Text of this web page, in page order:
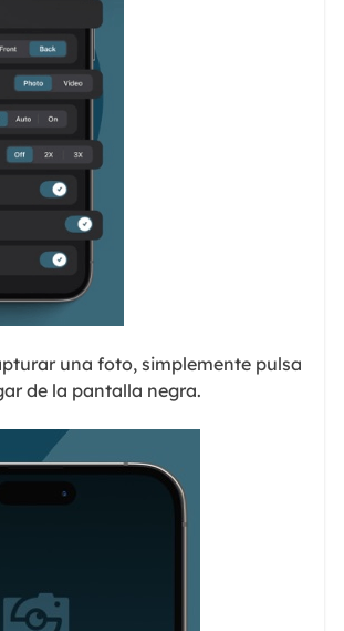
una foto, simplemente pulsa
de la pantalla negra.